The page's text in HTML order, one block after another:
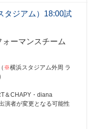
タジアム）18:00試
ーマンスチーム
※横浜スタジアム外周 ラ
＆CHAPY・diana
演者が変更となる可能性